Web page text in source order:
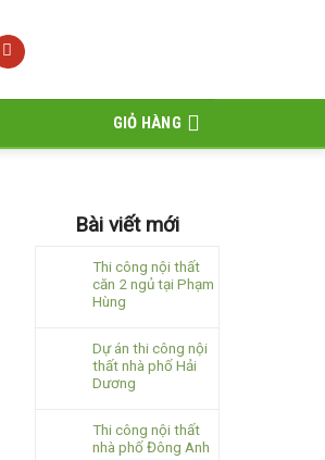
GIỎ HÀNG
Bài viết mới
Thi công nội thất
căn 2 ngủ tại Phạm
Hùng
Dự án thi công nội
thất nhà phố Hải
Dương
Thi công nội thất
nhà phố Đông Anh